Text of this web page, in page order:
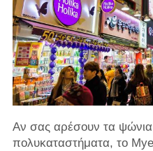
Αν σας αρέσουν τα
πολυκαταστήματα, το